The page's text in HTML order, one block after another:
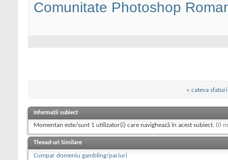
Comunitate Photoshop
« cateva
Informații subiect
Momentan este/sunt 1 utilizator(i) care navighează în acest subiect. (0
Thread-uri Similare
Cumpar domeniu gambling/pariuri